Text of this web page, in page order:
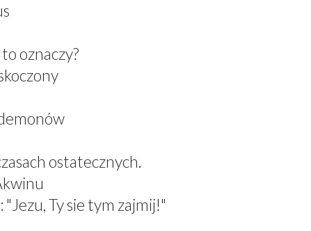
oznaczy?
ostatecznych.
Ty sie tym zajmij!"